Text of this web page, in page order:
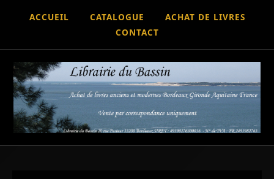
ACCUEIL CATALOGUE
ACHAT DE LIVRES
CONTACT